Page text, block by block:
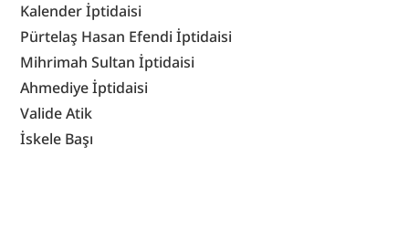
Kalender İptidaisi
Pürtelaş Hasan Efendi İptidaisi
Mihrimah Sultan İptidaisi
Ahmediye İptidaisi
Valide Atik
İskele Başı